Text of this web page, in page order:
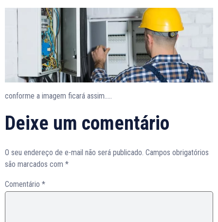
conforme a imagem ficará assim…..
Deixe um comentário
O seu endereço de e-mail não será publicado. Campos obrigatórios
são marcados com *
Comentário *